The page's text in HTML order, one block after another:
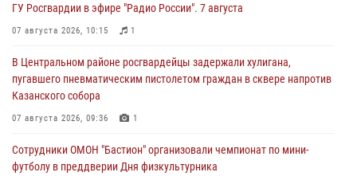
ГУ Росгвардии в эфире "Радио России". 7 августа
07 августа 2026, 10:15 1
В Центральном районе росгвардейцы задержали хулигана,
пугавшего пневматическим пистолетом граждан в сквере напротив
Казанского собора
07 августа 2026, 09:36 1
Сотрудники ОМОН "Бастион" организовали чемпионат по мини-
футболу в преддверии Дня физкультурника